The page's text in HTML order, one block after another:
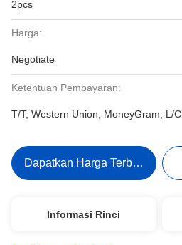
2pcs
Harga:
Negotiate
Ketentuan Pembayaran:
T/T, Western Union, MoneyGram, L/C
Dapatkan Harga Terbaik
Informasi Rinci